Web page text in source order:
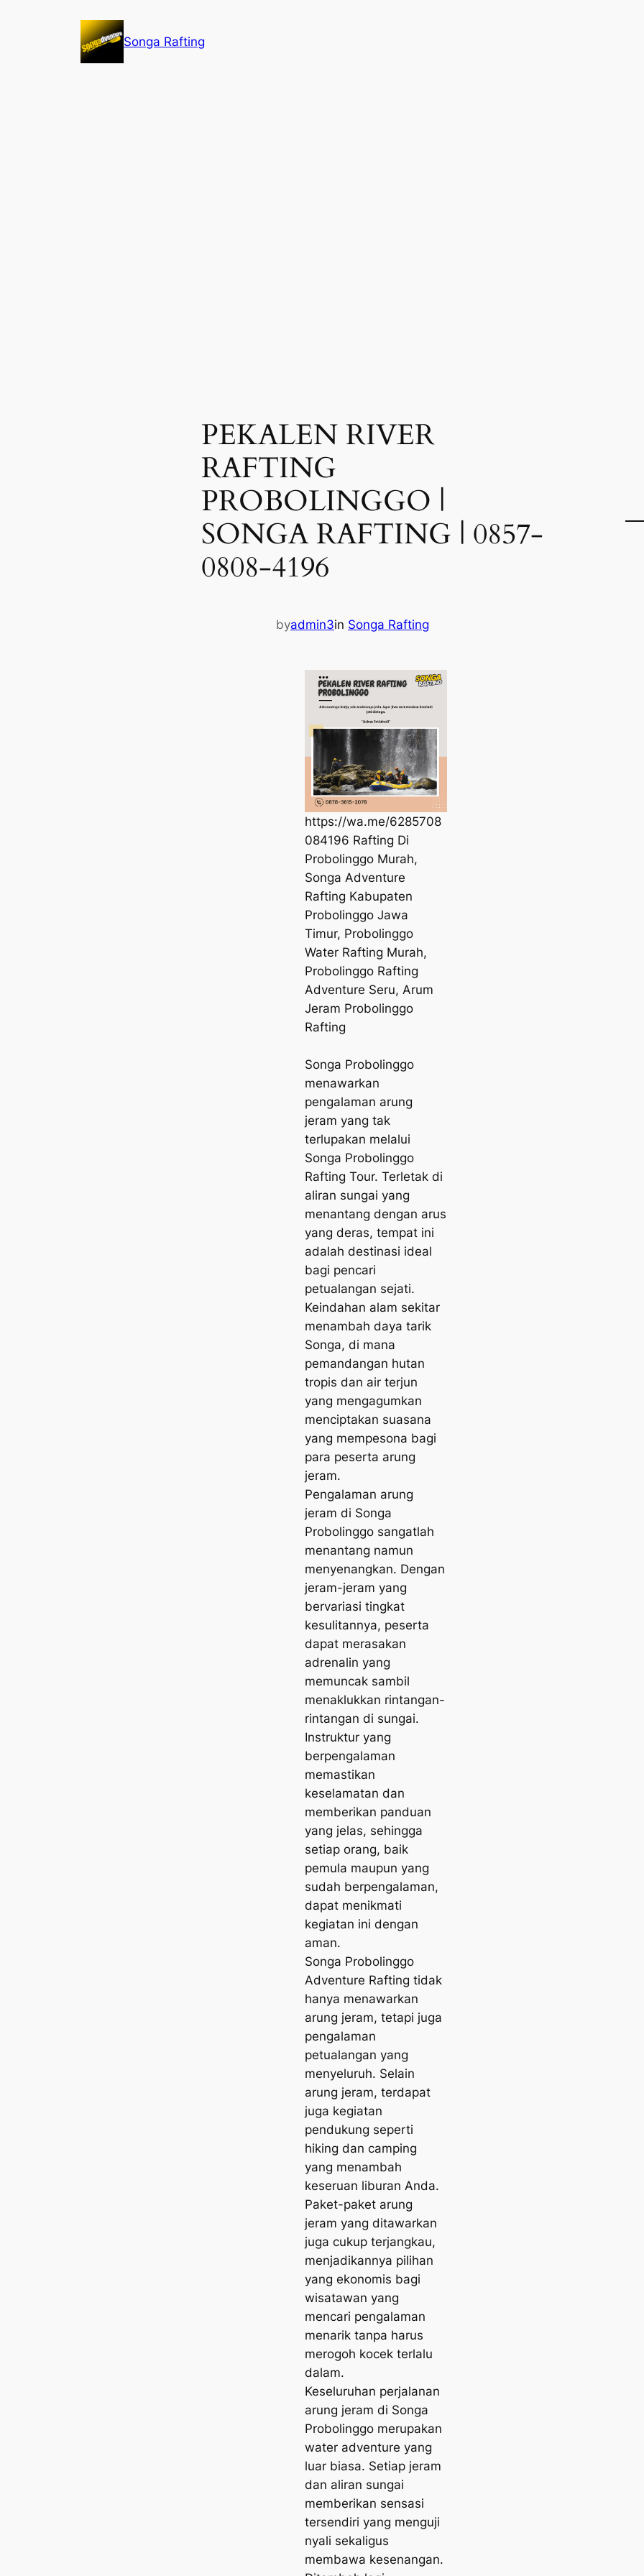
Songa Rafting
PEKALEN RIVER
RAFTING
PROBOLINGGO |
SONGA RAFTING | 0857-
0808-4196
byadmin3in Songa Rafting
https://wa.me/6285708
084196 Rafting Di
Probolinggo Murah,
Songa Adventure
Rafting Kabupaten
Probolinggo Jawa
Timur, Probolinggo
Water Rafting Murah,
Probolinggo Rafting
Adventure Seru, Arum
Jeram Probolinggo
Rafting
Songa Probolinggo
menawarkan
pengalaman arung
jeram yang tak
terlupakan melalui
Songa Probolinggo
Rafting Tour. Terletak di
aliran sungai yang
menantang dengan arus
yang deras, tempat ini
adalah destinasi ideal
bagi pencari
petualangan sejati.
Keindahan alam sekitar
menambah daya tarik
Songa, di mana
pemandangan hutan
tropis dan air terjun
yang mengagumkan
menciptakan suasana
yang mempesona bagi
para peserta arung
jeram.
Pengalaman arung
jeram di Songa
Probolinggo sangatlah
menantang namun
menyenangkan. Dengan
jeram-jeram yang
bervariasi tingkat
kesulitannya, peserta
dapat merasakan
adrenalin yang
memuncak sambil
menaklukkan rintangan-
rintangan di sungai.
Instruktur yang
berpengalaman
memastikan
keselamatan dan
memberikan panduan
yang jelas, sehingga
setiap orang, baik
pemula maupun yang
sudah berpengalaman,
dapat menikmati
kegiatan ini dengan
aman.
Songa Probolinggo
Adventure Rafting tidak
hanya menawarkan
arung jeram, tetapi juga
pengalaman
petualangan yang
menyeluruh. Selain
arung jeram, terdapat
juga kegiatan
pendukung seperti
hiking dan camping
yang menambah
keseruan liburan Anda.
Paket-paket arung
jeram yang ditawarkan
juga cukup terjangkau,
menjadikannya pilihan
yang ekonomis bagi
wisatawan yang
mencari pengalaman
menarik tanpa harus
merogoh kocek terlalu
dalam.
Keseluruhan perjalanan
arung jeram di Songa
Probolinggo merupakan
water adventure yang
luar biasa. Setiap jeram
dan aliran sungai
memberikan sensasi
tersendiri yang menguji
nyali sekaligus
membawa kesenangan.